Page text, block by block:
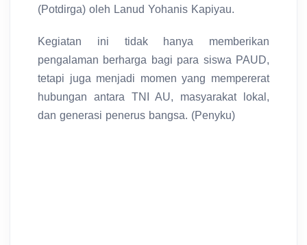
(Potdirga) oleh Lanud Yohanis Kapiyau.
Kegiatan ini tidak hanya memberikan
pengalaman berharga bagi para siswa PAUD,
tetapi juga menjadi momen yang mempererat
hubungan antara TNI AU, masyarakat lokal,
dan generasi penerus bangsa. (Penyku)